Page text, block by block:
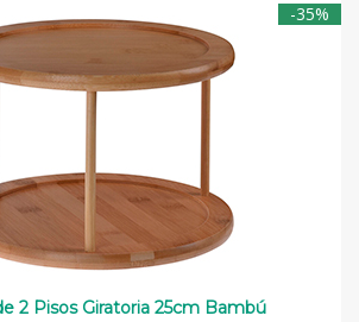
-35%
2 Pisos Giratoria 25cm Bambú